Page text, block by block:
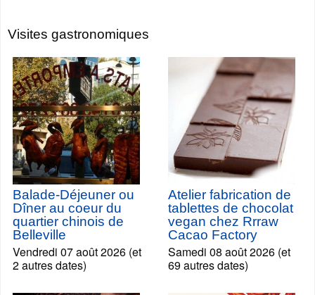
Visites gastronomiques
Balade-Déjeuner ou
Dîner au coeur du
quartier chinois de
Belleville
Vendredi 07 août 2026 (et
2 autres dates)
Atelier fabrication de
tablettes de chocolat
vegan chez Rrraw
Cacao Factory
Samedi 08 août 2026 (et
69 autres dates)